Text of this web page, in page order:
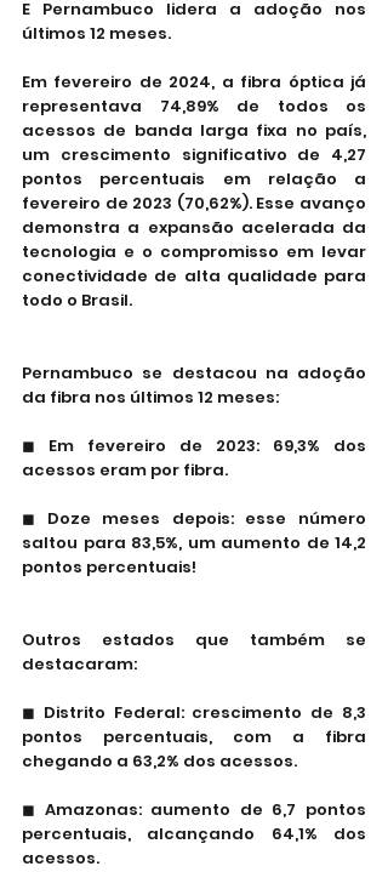
E Pernambuco lidera a adoção nos
últimos 12 meses.
Em fevereiro de 2024, a fibra óptica já
representava 74,89% de todos os
acessos de banda larga fixa no país,
um crescimento significativo de 4,27
pontos percentuais em relação a
fevereiro de 2023 (70,62%). Esse avanço
demonstra a expansão acelerada da
tecnologia e o compromisso em levar
conectividade de alta qualidade para
todo o Brasil.
Pernambuco se destacou na adoção
da fibra nos últimos 12 meses:
◼ Em fevereiro de 2023: 69,3% dos
acessos eram por fibra.
◼ Doze meses depois: esse número
saltou para 83,5%, um aumento de 14,2
pontos percentuais!
Outros estados que também se
destacaram:
◼ Distrito Federal: crescimento de 8,3
pontos percentuais, com a fibra
chegando a 63,2% dos acessos.
◼ Amazonas: aumento de 6,7 pontos
percentuais, alcançando 64,1% dos
acessos.